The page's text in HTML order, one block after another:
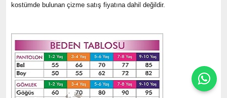
kostümde bulunan çizme satış fiyatına dahil değildir.